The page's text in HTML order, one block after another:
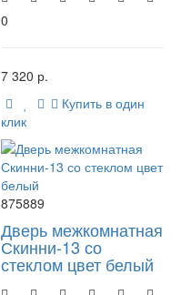
0
7 320 р.
Купить в один
клик
875889
Дверь межкомнатная
Скинни-13 со
стеклом цвет белый